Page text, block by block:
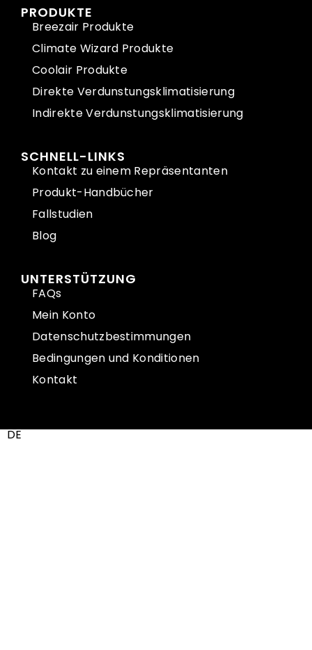
PRODUKTE
Breezair Produkte
Climate Wizard Produkte
Coolair Produkte
Direkte Verdunstungsklimatisierung
Indirekte Verdunstungsklimatisierung
SCHNELL-LINKS
Kontakt zu einem Repräsentanten
Produkt-Handbücher
Fallstudien
Blog
UNTERSTÜTZUNG
FAQs
Mein Konto
Datenschutzbestimmungen
Bedingungen und Konditionen
Kontakt
DE